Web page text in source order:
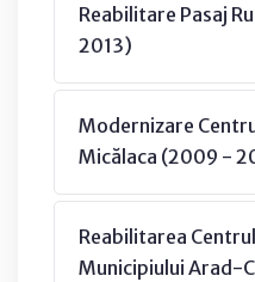
Reabilitare Pasaj
2013)
Modernizare
Micălaca (2009 -
Reabilitarea
Municipiului Arad-